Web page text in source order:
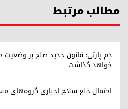
مطالب مرتبط
خواهد گذاشت
احتمال خلع سلاح اجباری گروه‌های مسلح پس